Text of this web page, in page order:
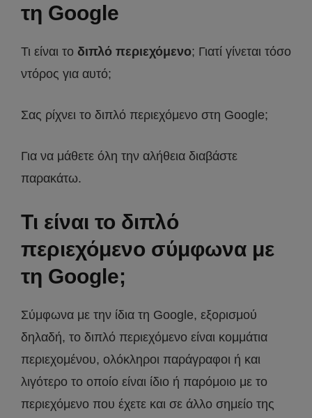
τη Google
Τι είναι το διπλό περιεχόμενο; Γιατί γίνεται τόσο
ντόρος για αυτό;
Σας ρίχνει το διπλό περιεχόμενο στη Google;
Για να μάθετε όλη την αλήθεια διαβάστε
παρακάτω.
Τι είναι το διπλό
περιεχόμενο σύμφωνα με
τη Google;
Σύμφωνα με την ίδια τη Google, εξορισμού
δηλαδή, το διπλό περιεχόμενο είναι κομμάτια
περιεχομένου, ολόκληροι παράγραφοι ή και
λιγότερο το οποίο είναι ίδιο ή παρόμοιο με το
περιεχόμενο που έχετε και σε άλλο σημείο της